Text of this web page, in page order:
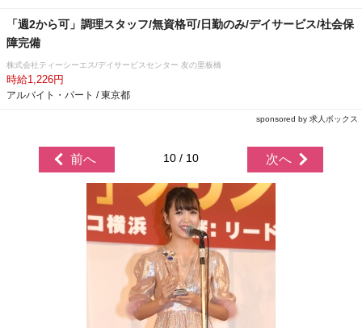
「週2から可」調理スタッフ/無資格可/日勤のみ/デイサービス/社会保
障完備
株式会社ティーシーエス/デイサービスセンター 友の里板橋
時給1,226円
アルバイト・パート / 東京都
sponsored by 求人ボックス
前へ 10 / 10 次へ